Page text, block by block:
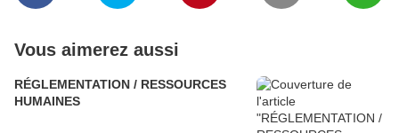
Vous aimerez aussi
RÉGLEMENTATION / RESSOURCES
HUMAINES